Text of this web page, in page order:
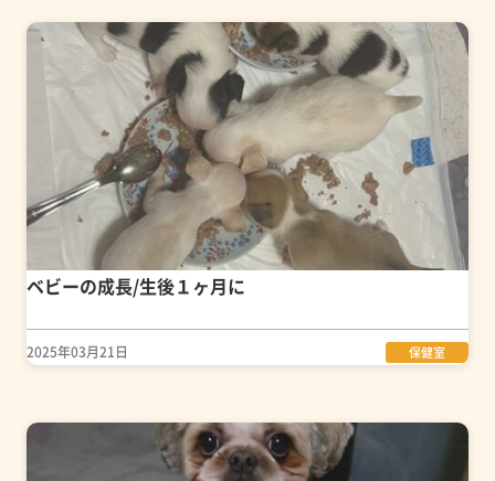
ベビーの成長/生後１ヶ月に
2025年03月21日 保健室